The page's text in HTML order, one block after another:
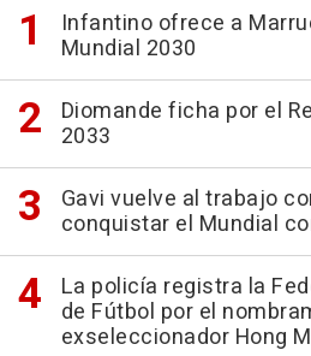
Infantino ofrece a
Mundial 2030
Diomande ficha por el
2033
Gavi vuelve al trabajo
conquistar el Mundial
La policía registra la
de Fútbol por el
exseleccionador Hong